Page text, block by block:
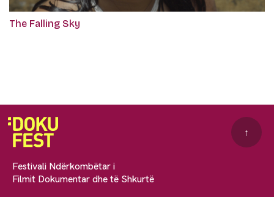
The Falling Sky
Festivali Ndërkombëtar i
Filmit Dokumentar dhe të Shkurtë
↑